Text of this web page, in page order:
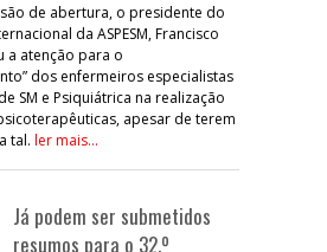
de abertura, o presidente do
da ASPESM, Francisco
a atenção para o
dos enfermeiros especialistas
SM e Psiquiátrica na realização
apesar de terem
tal. ler mais...
Já podem ser submetidos
resumos para o 32.º